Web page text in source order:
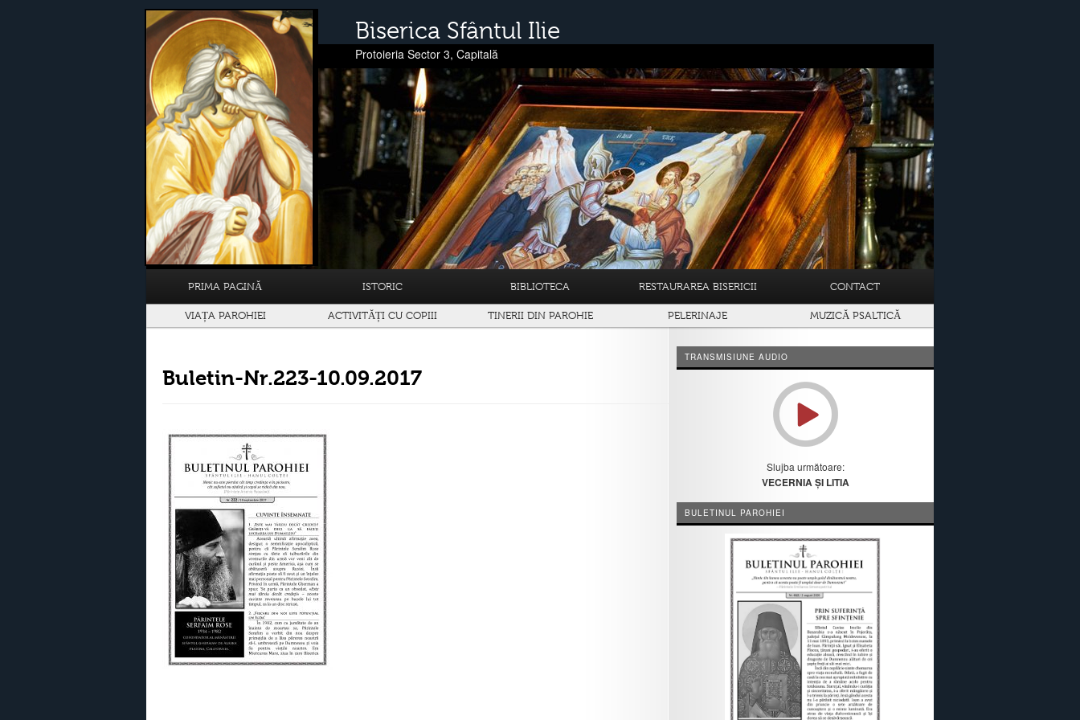
Biserica Sfântul Ilie
Protoieria Sector 3, Capitală
PRIMA PAGINĂ ISTORIC BIBLIOTECA RESTAURAREA BISERICII CONTACT
VIAȚA PAROHIEI ACTIVITĂȚI CU COPIII TINERII DIN PAROHIE PELERINAJE MUZICĂ PSALTICĂ
Buletin-Nr.223-10.09.2017
TRANSMISIUNE AUDIO
Slujba următoare:
VECERNIA ȘI LITIA
BULETINUL PAROHIEI